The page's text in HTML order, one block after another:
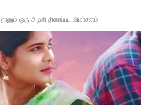
நானும் ஒரு அழகி திரைப்பட விமர்சனம்